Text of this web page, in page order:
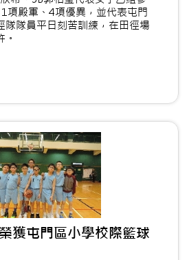
項殿軍、4項優異，並代表屯門
隊隊員平日刻苦訓練，在田徑場
獲屯門區小學校際籃球